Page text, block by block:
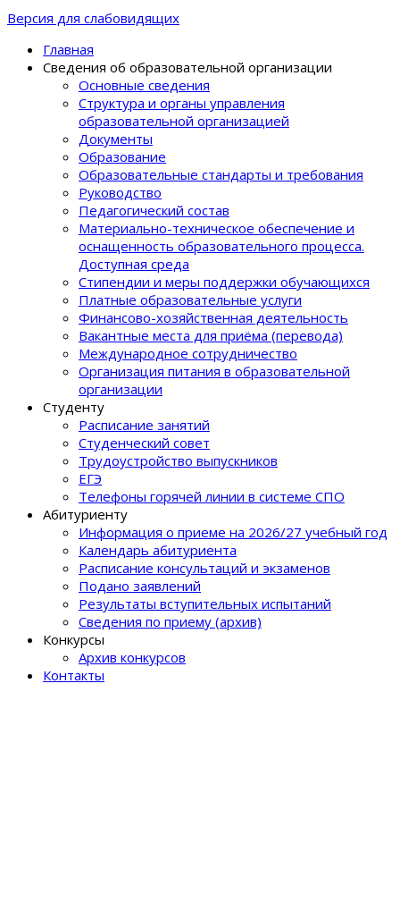
Версия для слабовидящих
Главная
Сведения об образовательной организации
Основные сведения
Структура и органы управления
образовательной организацией
Документы
Образование
Образовательные стандарты и требования
Руководство
Педагогический состав
Материально-техническое обеспечение и
оснащенность образовательного процеcса.
Доступная среда
Стипендии и меры поддержки обучающихся
Платные образовательные услуги
Финансово-хозяйственная деятельность
Вакантные места для приёма (перевода)
Международное сотрудничество
Организация питания в образовательной
организации
Студенту
Расписание занятий
Студенческий совет
Трудоустройство выпускников
ЕГЭ
Телефоны горячей линии в системе СПО
Абитуриенту
Информация о приеме на 2026/27 учебный год
Календарь абитуриента
Расписание консультаций и экзаменов
Подано заявлений
Результаты вступительных испытаний
Сведения по приему (архив)
Конкурсы
Архив конкурсов
Контакты